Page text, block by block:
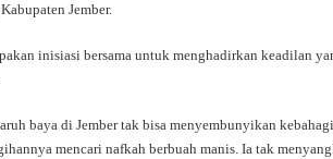
Jember.
inisiasi bersama untuk menghadirkan keadilan
baya di Jember tak bisa menyembunyikan
mencari nafkah berbuah manis. Ia tak